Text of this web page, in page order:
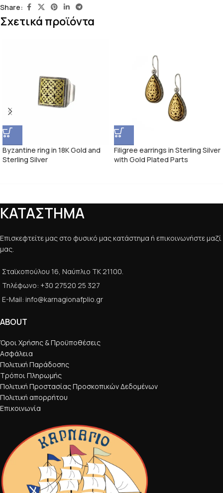
Share:
Σχετικά προϊόντα
Byzantine ring in 18K Gold and
Sterling Silver
Filigree earrings in Sterling Silver
with Gold Plated Parts
ΚΑΤΑΣΤΗΜΑ
Επισκεφτείτε μας στο φυσικό μας κατάστημα ή επικοινωνήστε μαζί
μας.
Σταϊκοπούλου 16, Ναύπλιο ΤΚ 21100.
Τηλέφωνο: +30 27520 25 327
E-Mail: info@karnagionafplio.gr
ABOUT
Όροι Χρήσης & Προϋποθέσεις
Ασφάλεια
Πολιτική Παράδοσης
Τρόποι Πληρωμής
Πολιτική Προστασίας Προσκοπικών Δεδομένων
Πολιτική απορρήτου
Επικοινωνία